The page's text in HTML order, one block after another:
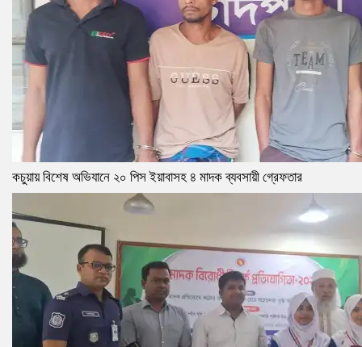
কচুয়ায় বিশেষ অভিযানে ২০ পিস ইয়াবাসহ ৪ মাদক ব্যবসায়ী গ্রেফতার